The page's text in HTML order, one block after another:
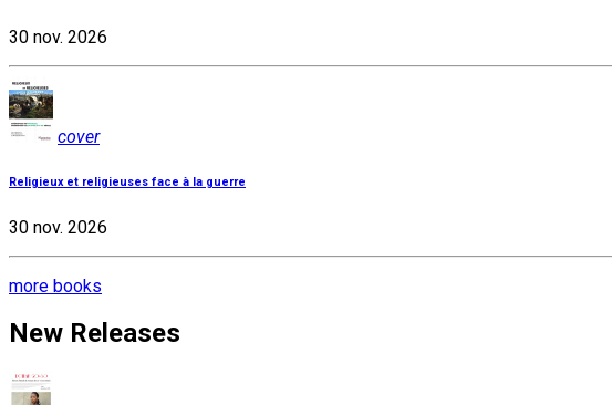
30 nov. 2026
cover
Religieux et religieuses face à la guerre
30 nov. 2026
more books
New Releases